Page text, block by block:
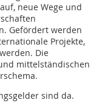
neue Wege und
Gefördert werden
Projekte,
Die
mittelständischen
sind da.